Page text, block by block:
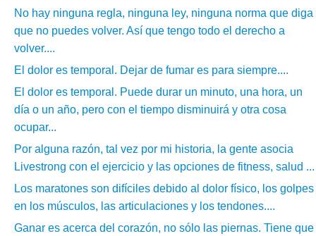
No hay ninguna regla, ninguna ley, ninguna norma que diga
que no puedes volver. Así que tengo todo el derecho a
volver....
El dolor es temporal. Dejar de fumar es para siempre....
El dolor es temporal. Puede durar un minuto, una hora, un
día o un año, pero con el tiempo disminuirá y otra cosa
ocupar...
Por alguna razón, tal vez por mi historia, la gente asocia
Livestrong con el ejercicio y las opciones de fitness, salud ...
Los maratones son difíciles debido al dolor físico, los golpes
en los músculos, las articulaciones y los tendones....
Ganar es acerca del corazón, no sólo las piernas. Tiene que